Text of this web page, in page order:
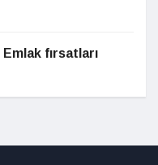
fırsatları